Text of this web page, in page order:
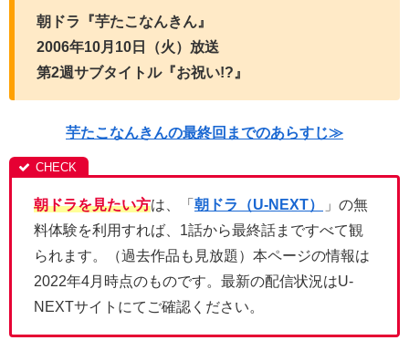
朝ドラ『芋たこなんきん』
2006年10月10日（火）放送
第2週サブタイトル『お祝い!?』
芋たこなんきんの最終回までのあらすじ≫
朝ドラを見たい方は、「 朝ドラ（U-NEXT）
」の無
料体験を利用すれば、1話から最終話まですべて観
られます。（過去作品も見放題）本ページの情報は
2022年4月時点のものです。最新の配信状況はU-
NEXTサイトにてご確認ください。